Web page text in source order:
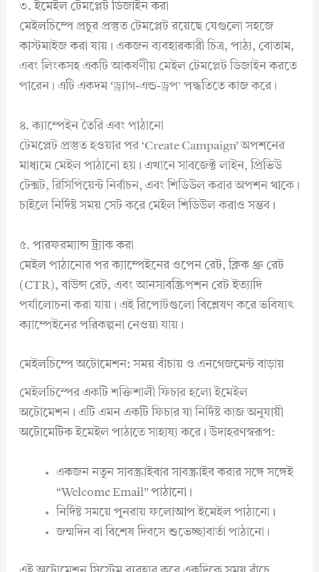
৩. ইমেইল টেমপ্লেট ডিজাইন করা
মেইলচিম্পে প্রচুর প্রস্তুত টেমপ্লেট রয়েছে যেগুলো সহজে
কাস্টমাইজ করা যায়। একজন ব্যবহারকারী চিত্র, পাঠ্য, বোতাম,
এবং লিংকসহ একটি আকর্ষণীয় মেইল টেমপ্লেট ডিজাইন করতে
পারেন। এটি একদম ‘ড্র্যাগ-এন্ড-ড্রপ’ পদ্ধতিতে কাজ করে।
৪. ক্যাম্পেইন তৈরি এবং পাঠানো
টেমপ্লেট প্রস্তুত হওয়ার পর ‘Create Campaign’ অপশনের
মাধ্যমে মেইল পাঠানো হয়। এখানে সাবজেক্ট লাইন, প্রিভিউ
টেক্সট, রিসিপিয়েন্ট নির্বাচন, এবং শিডিউল করার অপশন থাকে।
চাইলে নির্দিষ্ট সময় সেট করে মেইল শিডিউল করাও সম্ভব।
৫. পারফরম্যান্স ট্র্যাক করা
মেইল পাঠানোর পর ক্যাম্পেইনের ওপেন রেট, ক্লিক থ্রু রেট
(CTR), বাউন্স রেট, এবং আনসাবস্ক্রিপশন রেট ইত্যাদি
পর্যালোচনা করা যায়। এই রিপোর্টগুলো বিশ্লেষণ করে ভবিষ্যৎ
ক্যাম্পেইনের পরিকল্পনা নেওয়া যায়।
মেইলচিম্পে অটোমেশন: সময় বাঁচায় ও এনগেজমেন্ট বাড়ায়
মেইলচিম্পের একটি শক্তিশালী ফিচার হলো ইমেইল
অটোমেশন। এটি এমন একটি ফিচার যা নির্দিষ্ট কাজ অনুযায়ী
অটোমেটিক ইমেইল পাঠাতে সাহায্য করে। উদাহরণস্বরূপ:
একজন নতুন সাবস্ক্রাইবার সাবস্ক্রাইব করার সঙ্গে সঙ্গেই
“Welcome Email” পাঠানো।
নির্দিষ্ট সময়ে পুনরায় ফলোআপ ইমেইল পাঠানো।
জন্মদিন বা বিশেষ দিবসে শুভেচ্ছাবার্তা পাঠানো।